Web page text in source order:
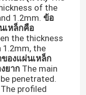
of the
1.2mm. ข้อ
เหล็กคือ
the thickness
the
องแผ่นเหล็ก
ยาก The main
penetrated.
The profiled